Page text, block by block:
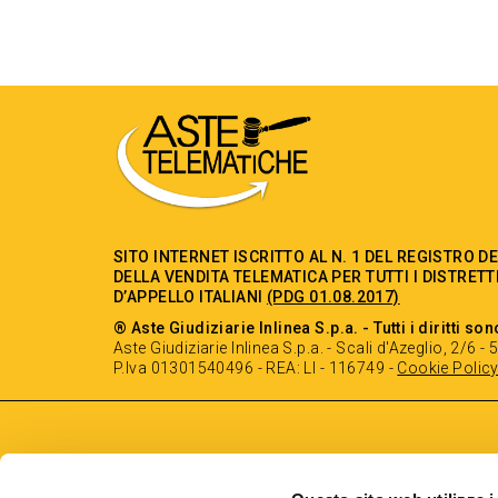
SITO INTERNET ISCRITTO AL N. 1 DEL REGISTRO
DELLA VENDITA TELEMATICA PER TUTTI I
D’APPELLO ITALIANI (PDG 01.08.2017)
® Aste Giudiziarie Inlinea S.p.a. - Tutti i diritti
Aste Giudiziarie Inlinea S.p.a. - Scali d'Azeglio, 2/6 -
P.Iva 01301540496 - REA: LI - 116749 - Cookie Policy